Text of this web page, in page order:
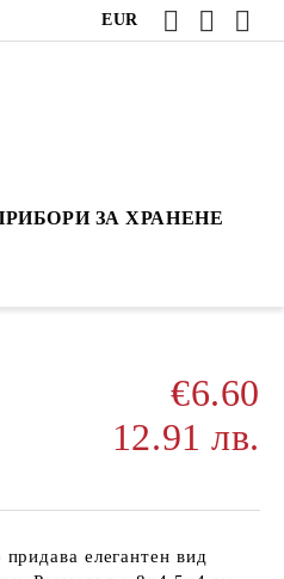
EUR
ЗА ХРАНЕНЕ
€6.60
12.91 лв.
елегантен вид